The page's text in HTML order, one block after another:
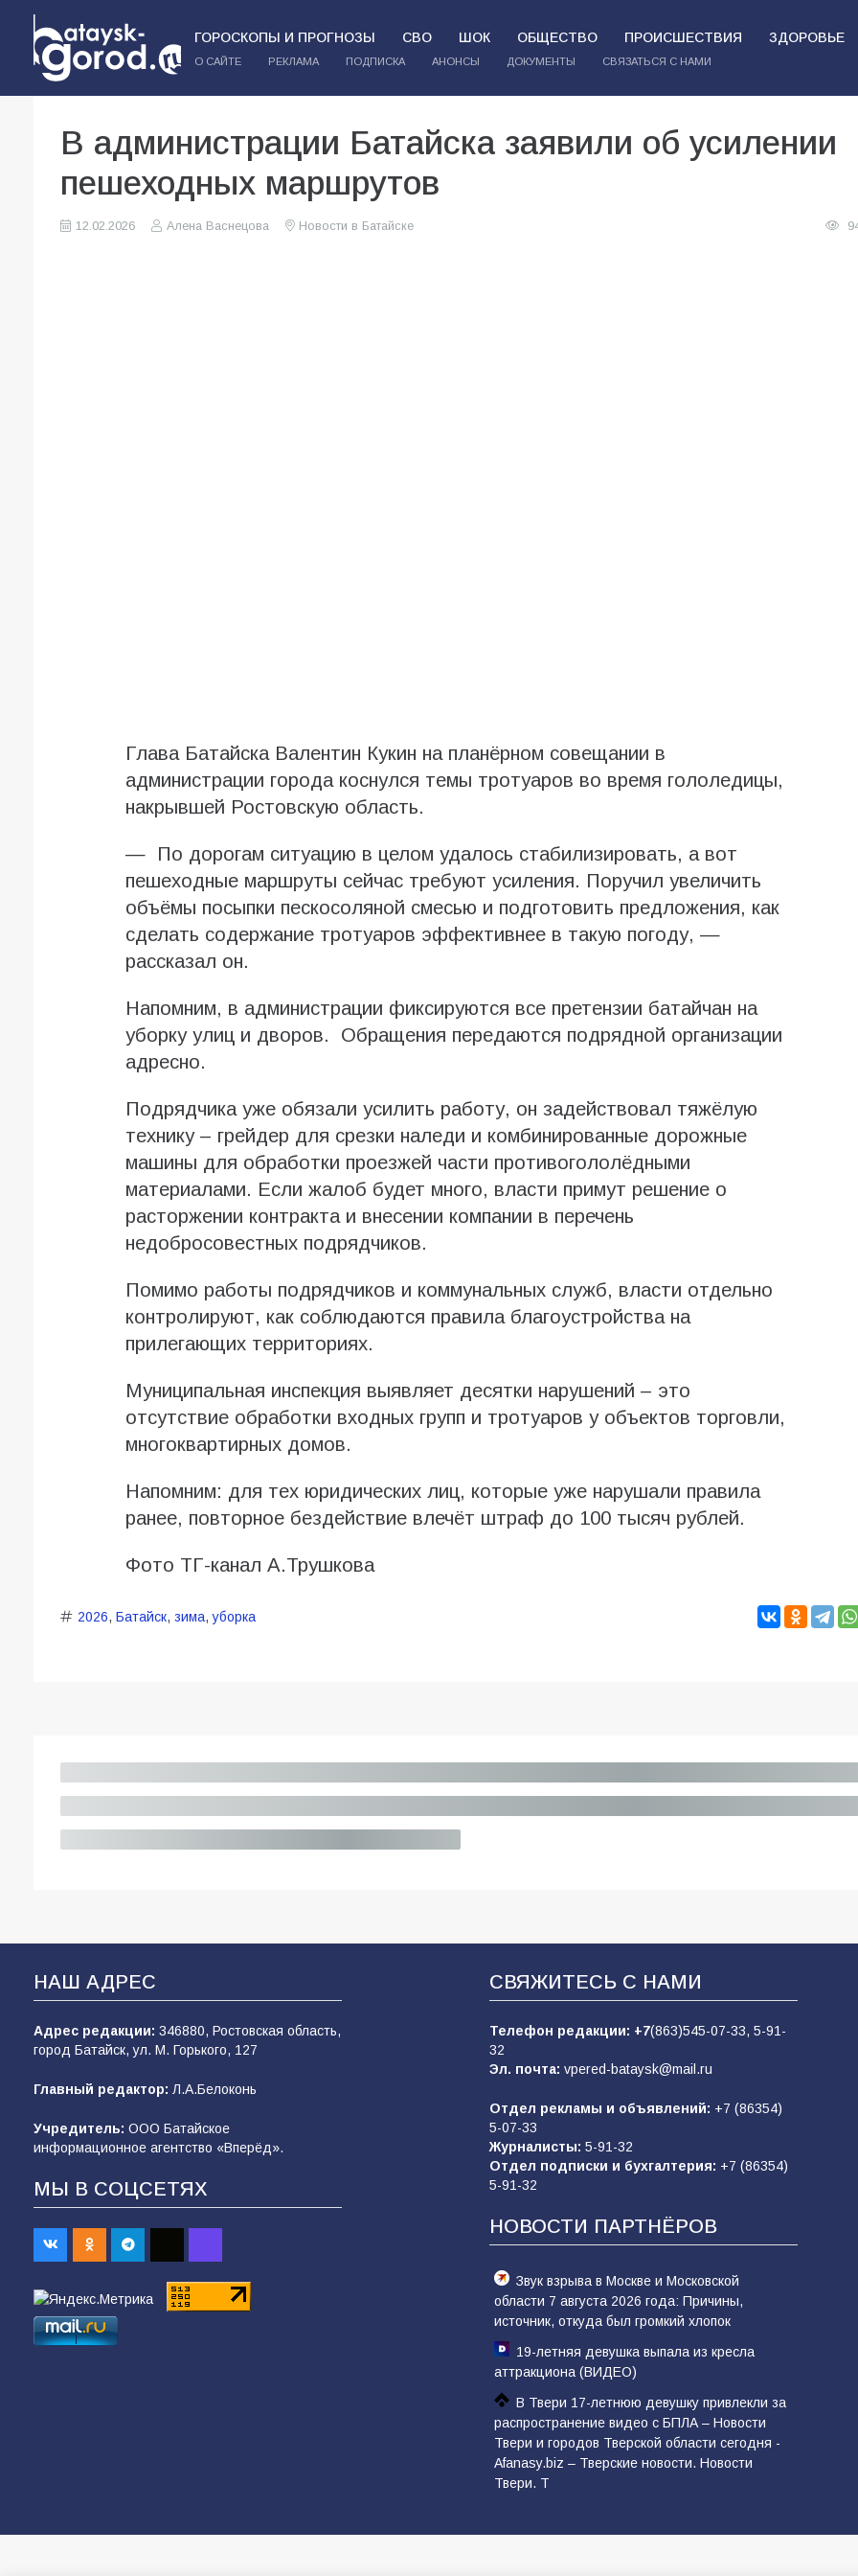
ГОРОСКОПЫ И ПРОГНОЗЫ СВО ШОК ОБЩЕСТВО ПРОИСШЕСТВИЯ ЗДОРОВЬЕ
О САЙТЕ РЕКЛАМА ПОДПИСКА АНОНСЫ ДОКУМЕНТЫ СВЯЗАТЬСЯ С НАМИ
В администрации Батайска заявили об усилении
пешеходных маршрутов
12.02.2026 Алена Васнецова Новости в Батайске
Глава Батайска Валентин Кукин на планёрном совещании в
администрации города коснулся темы тротуаров во время гололедицы,
накрывшей Ростовскую область.
— По дорогам ситуацию в целом удалось стабилизировать, а вот
пешеходные маршруты сейчас требуют усиления. Поручил увеличить
объёмы посыпки пескосоляной смесью и подготовить предложения, как
сделать содержание тротуаров эффективнее в такую погоду, —
рассказал он.
Напомним, в администрации фиксируются все претензии батайчан на
уборку улиц и дворов. Обращения передаются подрядной организации
адресно.
Подрядчика уже обязали усилить работу, он задействовал тяжёлую
технику – грейдер для срезки наледи и комбинированные дорожные
машины для обработки проезжей части противогололёдными
материалами. Если жалоб будет много, власти примут решение о
расторжении контракта и внесении компании в перечень
недобросовестных подрядчиков.
Помимо работы подрядчиков и коммунальных служб, власти отдельно
контролируют, как соблюдаются правила благоустройства на
прилегающих территориях.
Муниципальная инспекция выявляет десятки нарушений – это
отсутствие обработки входных групп и тротуаров у объектов торговли,
многоквартирных домов.
Напомним: для тех юридических лиц, которые уже нарушали правила
ранее, повторное бездействие влечёт штраф до 100 тысяч рублей.
Фото ТГ-канал А.Трушкова
2026, Батайск, зима,уборка
НАШ АДРЕС
Адрес редакции: 346880, Ростовская область,
город Батайск, ул. М. Горького, 127
Главный редактор: Л.А.Белоконь
Учредитель: ООО Батайское
информационное агентство «Вперёд».
МЫ В СОЦСЕТЯХ
СВЯЖИТЕСЬ С НАМИ
Телефон редакции: +7(863)545-07-33, 5-91-
32
Эл. почта: vpered-bataysk@mail.ru
Отдел рекламы и объявлений: +7 (86354)
5-07-33
Журналисты: 5-91-32
Отдел подписки и бухгалтерия: +7 (86354)
5-91-32
НОВОСТИ ПАРТНЁРОВ
Звук взрыва в Москве и Московской
области 7 августа 2026 года: Причины,
источник, откуда был громкий хлопок
19-летняя девушка выпала из кресла
аттракциона (ВИДЕО)
В Твери 17-летнюю девушку привлекли за
распространение видео с БПЛА – Новости
Твери и городов Тверской области сегодня -
Afanasy.biz – Тверские новости. Новости
Твери. Т